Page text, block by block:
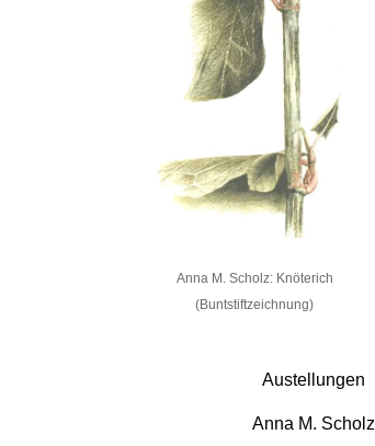
Anna M. Scholz: Knöterich
(Buntstiftzeichnung)
Austellungen
Anna M. Scholz